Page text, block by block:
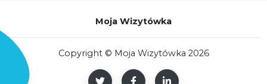
Moja Wizytówka
Copyright © Moja Wizytówka 2026